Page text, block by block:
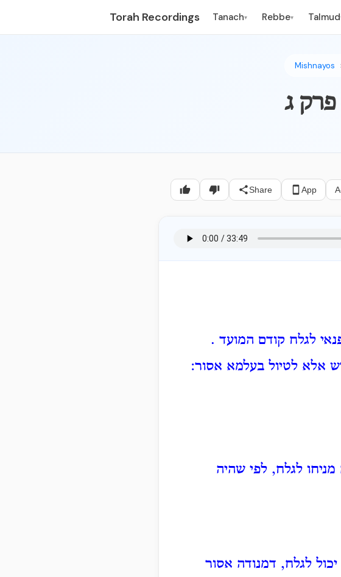
Torah Recordings Tanach▾ Rebbe▾ Talmud
Mishnayos
Share App
לגלח קודם המועד .
אלא לטיול בעלמא אסור:
לגלח, לפי שהיה
לגלח, דמנודה אסור